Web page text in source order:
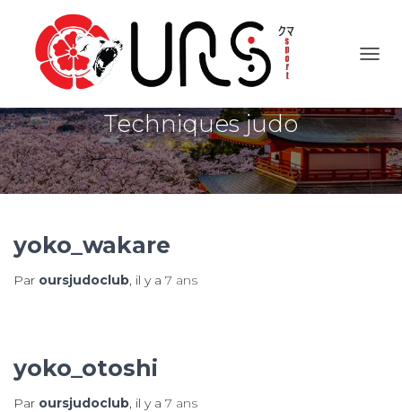
Techniques judo
yoko_wakare
Par oursjudoclub, il y a 7 ans
yoko_otoshi
Par oursjudoclub, il y a 7 ans